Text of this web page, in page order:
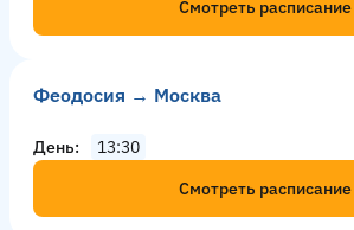
Смотреть расписание
Феодосия → Москва
День
13:30
Смотреть расписание